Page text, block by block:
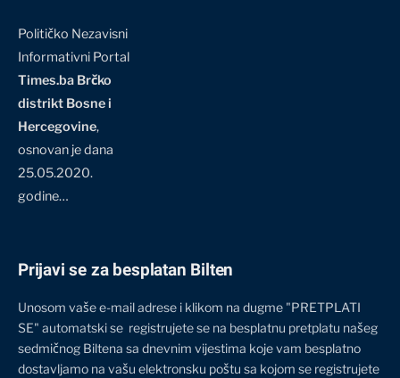
Političko Nezavisni
Informativni Portal
Times.ba Brčko
distrikt Bosne i
Hercegovine,
osnovan je dana
25.05.2020.
godine…
Prijavi se za besplatan Bilten
Unosom vaše e-mail adrese i klikom na dugme "PRETPLATI
SE" automatski se registrujete se na besplatnu pretplatu našeg
sedmičnog Biltena sa dnevnim vijestima koje vam besplatno
dostavljamo na vašu elektronsku poštu sa kojom se registrujete